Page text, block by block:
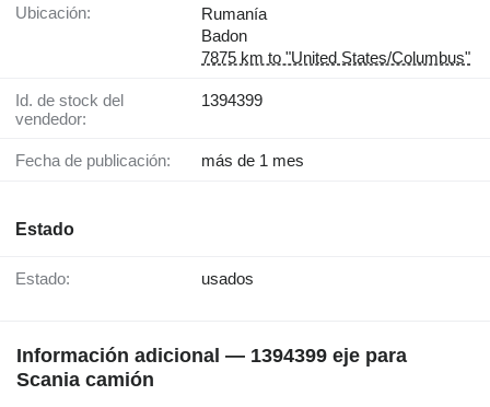
Ubicación:
Rumanía
Badon
7875 km to "United States/Columbus"
Id. de stock del
vendedor:
1394399
Fecha de publicación: más de 1 mes
Estado
Estado: usados
Información adicional — 1394399 eje para
Scania camión